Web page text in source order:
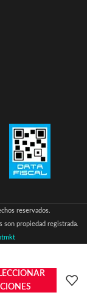
reservados.
son propiedad registrada.